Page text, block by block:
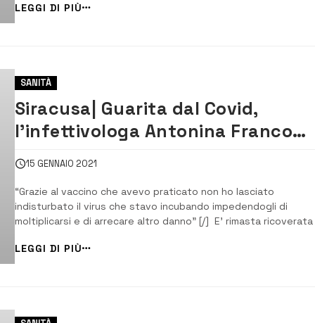
della società partecipata regionale, si doveva chiudere
LEGGI DI PIÙ
SANITÀ
Siracusa| Guarita dal Covid,
l’infettivologa Antonina Franco
torna a casa
15 GENNAIO 2021
“Grazie al vaccino che avevo praticato non ho lasciato
indisturbato il virus che stavo incubando impedendogli di
moltiplicarsi e di arrecare altro danno” [/] E’ rimasta
Franco, direttore del Centro Covid dell’ospedale Umberto I di
Siracusa ed oggi, guarit...
LEGGI DI PIÙ